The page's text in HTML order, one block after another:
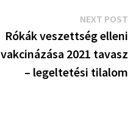
NEXT POST
Rókák veszettség elleni
vakcinázása 2021 tavasz
– legeltetési tilalom